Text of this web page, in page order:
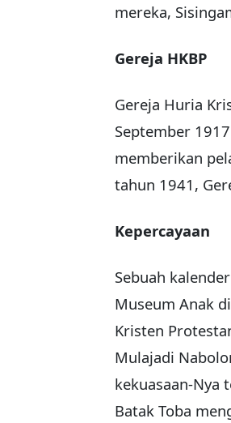
mereka,
Gereja HKBP
Gereja Huria
September
memberikan
tahun 1941,
Kepercayaan
Sebuah
Museum Anak
Kristen
Mulajadi
kekuasaan-Nya
Batak Toba